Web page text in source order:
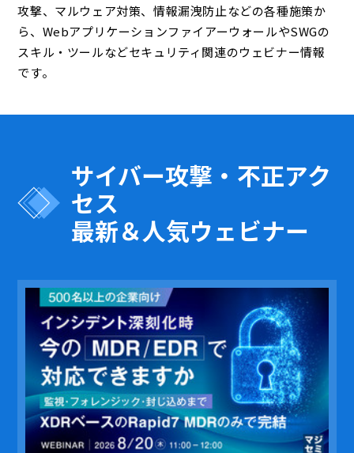
攻撃、マルウェア対策、情報漏洩防止などの各種施策か
ら、WebアプリケーションファイアーウォールやSWGの
スキル・ツールなどセキュリティ関連のウェビナー情報
です。
サイバー攻撃・不正アク
セス
最新＆人気ウェビナー